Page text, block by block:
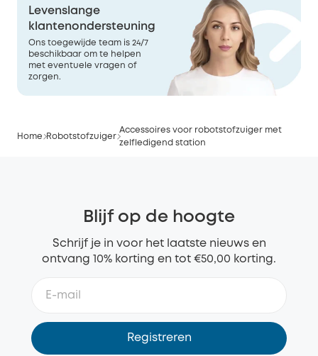
Levenslange
klantenondersteuning
Ons toegewijde team is 24/7
beschikbaar om te helpen
met eventuele vragen of
zorgen.
Home Robotstofzuiger
Accessoires voor robotstofzuiger met
zelfledigend station
Blijf op de hoogte
Schrijf je in voor het laatste nieuws en
ontvang 10% korting en tot €50,00 korting.
Registreren